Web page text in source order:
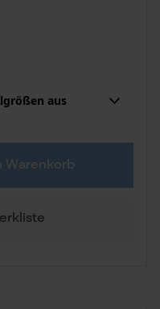
aus
Warenkorb